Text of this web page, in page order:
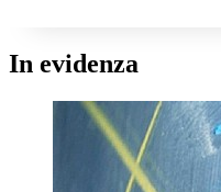
In evidenza